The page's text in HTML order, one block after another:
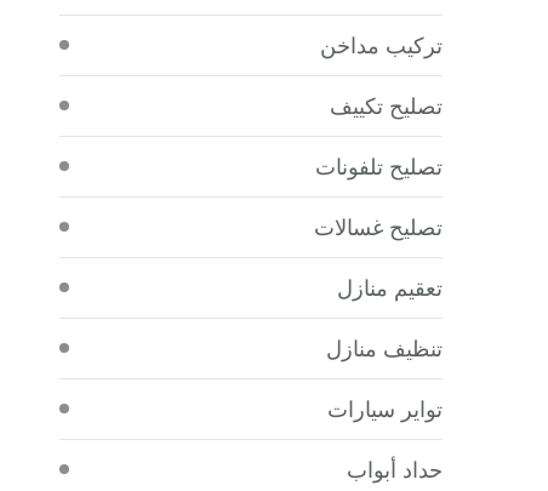
تركيب مداخن
تصليح تكييف
تصليح تلفونات
تصليح غسالات
تعقيم منازل
تنظيف منازل
تواير سيارات
حداد أبواب